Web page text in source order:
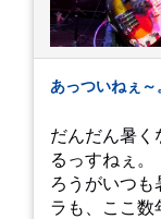
あっついねぇ～
だんだん暑く
るっすねぇ。 ってなところで、暑かろうが・寒か
ろうがいつも暑っ苦しい 音
ラも、ここ数年の